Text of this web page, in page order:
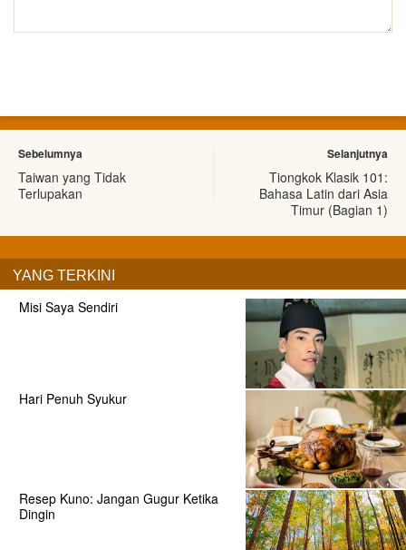
Sebelumnya
Taiwan yang Tidak
Terlupakan
Selanjutnya
Tiongkok Klasik 101:
Bahasa Latin dari Asia
Timur (Bagian 1)
YANG TERKINI
Misi Saya Sendiri
Hari Penuh Syukur
Resep Kuno: Jangan Gugur Ketika
Dingin